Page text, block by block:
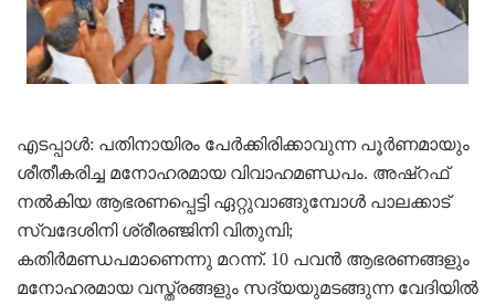
എടപ്പാൾ: പതിനായിരം പേര്‍ക്കിരിക്കാവുന്ന പൂര്‍ണമായും
ശീതീകരിച്ച മനോഹരമായ വിവാഹമണ്ഡപം. അഷ്റഫ്
നല്‍കിയ ആഭരണപ്പെട്ടി ഏറ്റുവാങ്ങുമ്പോള്‍ പാലക്കാട്
സ്വദേശിനി ശ്രീരഞ്ജിനി വിതുമ്പി;
കതിര്‍മണ്ഡപമാണെന്നു മറന്ന്. 10 പവന്‍ ആഭരണങ്ങളും
മനോഹരമായ വസ്ത്രങ്ങളും സദ്യയുമടങ്ങുന്ന വേദിയില്‍